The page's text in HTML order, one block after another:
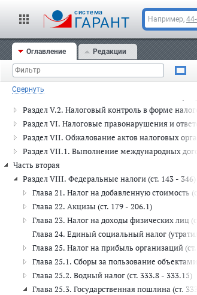
cистема
ГАРАНТ Например,
Оглавление Редакции
Свернуть
Часть первая
Раздел I. Общие положения (ст. 1 - 18.2)
Раздел II. Налогоплательщики и плательщики
Раздел III. Налоговые органы. Таможенные
Раздел IV. Общие правила исполнения
Раздел V. Налоговая декларация и налоговый
Раздел V.1. Взаимозависимые лица и
Раздел V.2. Налоговый контроль в форме
Раздел VI. Налоговые правонарушения и
Раздел VII. Обжалование актов налоговых
Раздел VII.1. Выполнение международных
Часть вторая
Раздел VIII. Федеральные налоги (ст. 143 - 346)
Глава 21. Налог на добавленную стоимость
Глава 22. Акцизы (ст. 179 - 206.1)
Глава 23. Налог на доходы физических лиц
Глава 24. Единый социальный налог
Глава 25. Налог на прибыль организаций (ст.
Глава 25.1. Сборы за пользование
Глава 25.2. Водный налог (ст. 333.8 - 333.15)
Глава 25.3. Государственная пошлина (ст.